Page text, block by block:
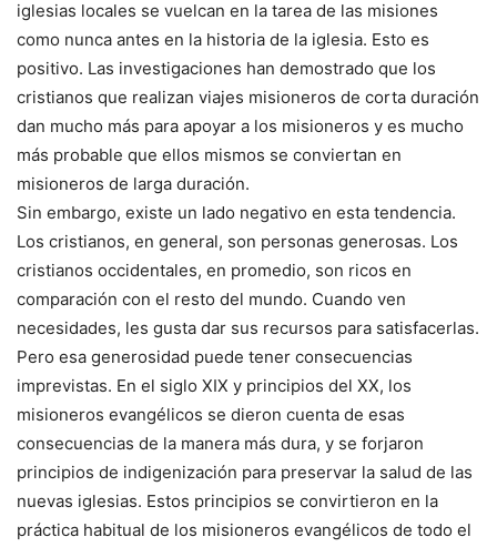
iglesias locales se vuelcan en la tarea de las misiones
como nunca antes en la historia de la iglesia. Esto es
positivo. Las investigaciones han demostrado que los
cristianos que realizan viajes misioneros de corta duración
dan mucho más para apoyar a los misioneros y es mucho
más probable que ellos mismos se conviertan en
misioneros de larga duración.
Sin embargo, existe un lado negativo en esta tendencia.
Los cristianos, en general, son personas generosas. Los
cristianos occidentales, en promedio, son ricos en
comparación con el resto del mundo. Cuando ven
necesidades, les gusta dar sus recursos para satisfacerlas.
Pero esa generosidad puede tener consecuencias
imprevistas. En el siglo XIX y principios del XX, los
misioneros evangélicos se dieron cuenta de esas
consecuencias de la manera más dura, y se forjaron
principios de indigenización para preservar la salud de las
nuevas iglesias. Estos principios se convirtieron en la
práctica habitual de los misioneros evangélicos de todo el